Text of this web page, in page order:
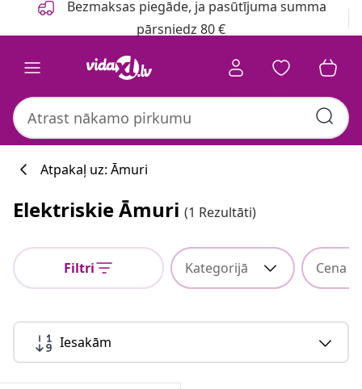
Bezmaksas piegāde, ja pasūtījuma summa
pārsniedz 80 €
Atpakaļ uz: Āmuri
Elektriskie Āmuri (1 Rezultāti)
Filtri Kategorijā Cena
Iesakām